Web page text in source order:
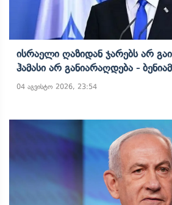
Ისრაელი Ღაზიდან Ჯარებს Არ
Ჰამასი Არ Განიარაღდება -
04 აგვისტო 2026, 23:54